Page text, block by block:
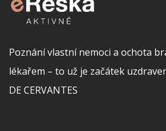
Poznání vlastní nemoci a ochota
lékařem – to už je začátek
DE CERVANTES